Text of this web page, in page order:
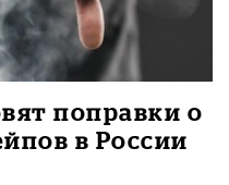
поправки о
в России